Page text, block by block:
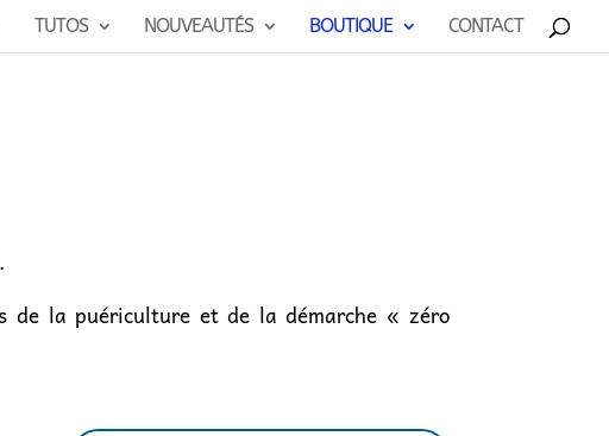
TUTOS NOUVEAUTÉS BOUTIQUE CONTACT
de la puériculture et de la démarche « zéro